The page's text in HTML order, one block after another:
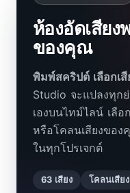
ห้องอัดเสียง
ของคุณ
พิมพ์สคริปต์ เลือกเสี
Studio จะแปลงทุก
เองบนไทม์ไลน์ เลือ
หรือโคลนเสียงของ
ในทุกโปรเจกต์
63 เสียง โคลนเสียง